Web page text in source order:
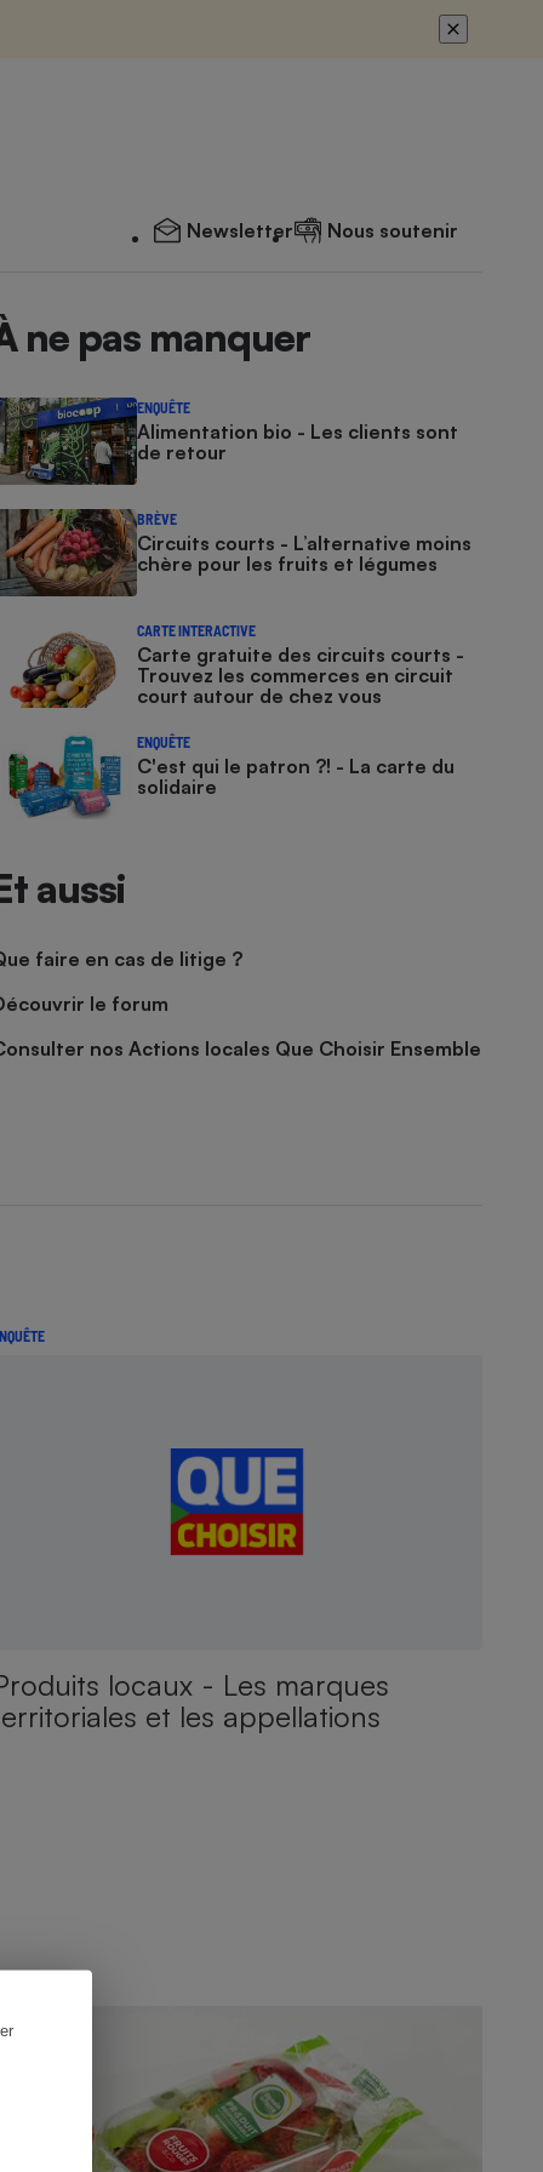
Newsletter Nous soutenir
ne pas manquer
ENQUÊTE
Alimentation bio - Les clients sont
de retour
BRÈVE
Circuits courts - L’alternative moins
chère pour les fruits et légumes
CARTE INTERACTIVE
Carte gratuite des circuits courts -
Trouvez les commerces en circuit
court autour de chez vous
ENQUÊTE
C'est qui le patron ?! - La carte du
solidaire
aussi
faire en cas de litige ?
le forum
nos Actions locales Que Choisir Ensemble
locaux - Les marques
et les appellations